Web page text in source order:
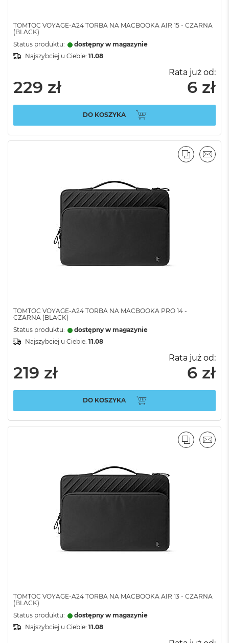
TOMTOC VOYAGE-A24 TORBA NA MACBOOKA AIR 15 - CZARNA
(BLACK)
Status produktu:
dostępny w magazynie
Najszybciej u Ciebie: 11.08
229 zł
Rata już od:
6 zł
DO KOSZYKA
TOMTOC VOYAGE-A24 TORBA NA MACBOOKA PRO 14 -
CZARNA (BLACK)
Status produktu:
dostępny w magazynie
Najszybciej u Ciebie: 11.08
219 zł
Rata już od:
6 zł
DO KOSZYKA
TOMTOC VOYAGE-A24 TORBA NA MACBOOKA AIR 13 - CZARNA
(BLACK)
Status produktu:
dostępny w magazynie
Najszybciej u Ciebie: 11.08